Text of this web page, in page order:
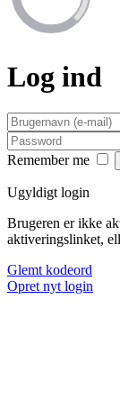
Log ind
Remember me
Ugyldigt login
Brugeren er ikke
aktiveringslinket,
Glemt kodeord
Opret nyt login